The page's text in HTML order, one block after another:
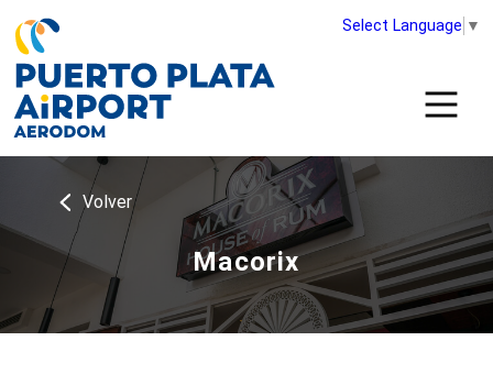
Select Language ▼
Volver
Macorix